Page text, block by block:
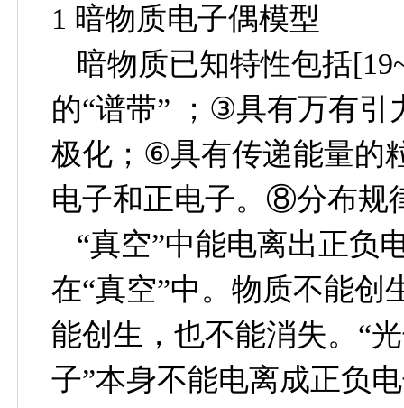
1 暗物质电子偶模型
暗物质已知特性包括
的“谱带” ； ③具有万有引
极化； ⑥具有传递能量的
电子和正电子。⑧分布规
“真空”中能电离出正负
在“真空”中。物质不能创
能创生，也不能消失。 “
子”本身不能电离成正负